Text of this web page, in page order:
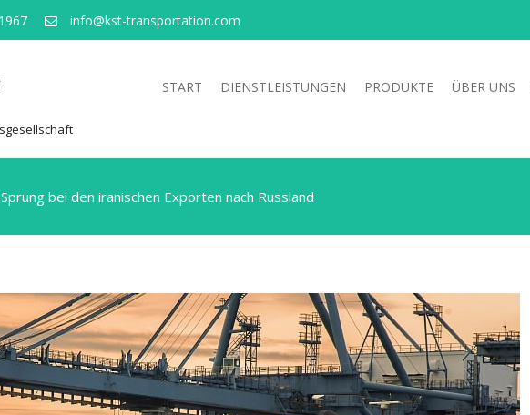
info@kst-transportation.com
START DIENSTLEISTUNGEN PRODUKTE ÜBER UNS
bei den iranischen Exporten nach Russland